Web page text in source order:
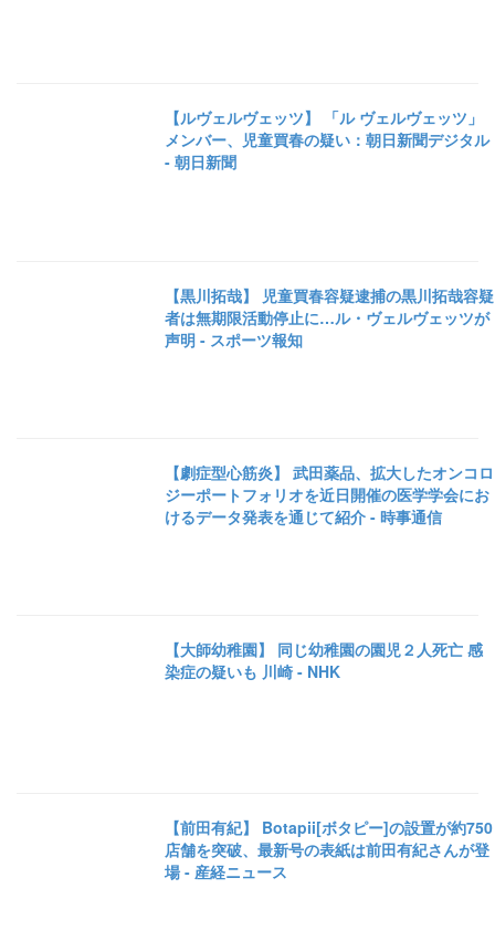
【ルヴェルヴェッツ】 「ル ヴェルヴェッツ」
メンバー、児童買春の疑い：朝日新聞デジタル
- 朝日新聞
【黒川拓哉】 児童買春容疑逮捕の黒川拓哉容疑
者は無期限活動停止に…ル・ヴェルヴェッツが
声明 - スポーツ報知
【劇症型心筋炎】 武田薬品、拡大したオンコロ
ジーポートフォリオを近日開催の医学学会にお
けるデータ発表を通じて紹介 - 時事通信
【大師幼稚園】 同じ幼稚園の園児２人死亡 感
染症の疑いも 川崎 - NHK
【前田有紀】 Botapii[ボタピー]の設置が約750
店舗を突破、最新号の表紙は前田有紀さんが登
場 - 産経ニュース